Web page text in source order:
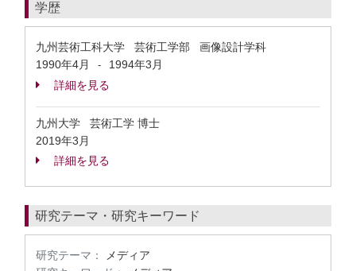
学歴
九州芸術工科大学 芸術工学部 画像設計学科
1990年4月
-
1994年3月
詳細を見る
九州大学 芸術工学 博士
2019年3月
詳細を見る
研究テーマ・研究キーワード
研究テーマ：
メディア